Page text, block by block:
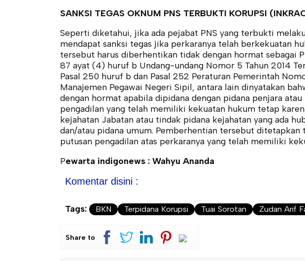
SANKSI TEGAS OKNUM PNS TERBUKTI KORUPSI
Seperti diketahui, jika ada pejabat PNS yang terbukti
mendapat sanksi tegas jika perkaranya telah berkekuatan
tersebut harus diberhentikan tidak dengan hormat sebagai
87 ayat (4) huruf b Undang-undang Nomor 5 Tahun 2014
Pasal 250 huruf b dan Pasal 252 Peraturan Pemerintah
Manajemen Pegawai Negeri Sipil, antara lain dinyatakan
dengan hormat apabila dipidana dengan pidana penjara
pengadilan yang telah memiliki kekuatan hukum tetap
kejahatan Jabatan atau tindak pidana kejahatan yang ada
dan/atau pidana umum. Pemberhentian tersebut
putusan pengadilan atas perkaranya yang telah memiliki
Pewarta indigonews : Wahyu Ananda
Komentar disini :
Tags: BKN Terpidana Korupsi Tuai Sorotan Zudan Arif
Share to